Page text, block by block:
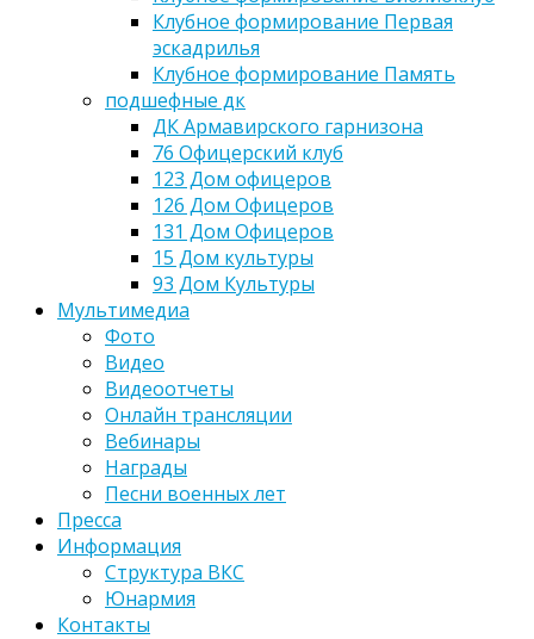
Клубное формирование Первая
эскадрилья
Клубное формирование Память
подшефные дк
ДК Армавирского гарнизона
76 Офицерский клуб
123 Дом офицеров
126 Дом Офицеров
131 Дом Офицеров
15 Дом культуры
93 Дом Культуры
Мультимедиа
Фото
Видео
Видеоотчеты
Онлайн трансляции
Вебинары
Награды
Песни военных лет
Пресса
Информация
Структура ВКС
Юнармия
Контакты